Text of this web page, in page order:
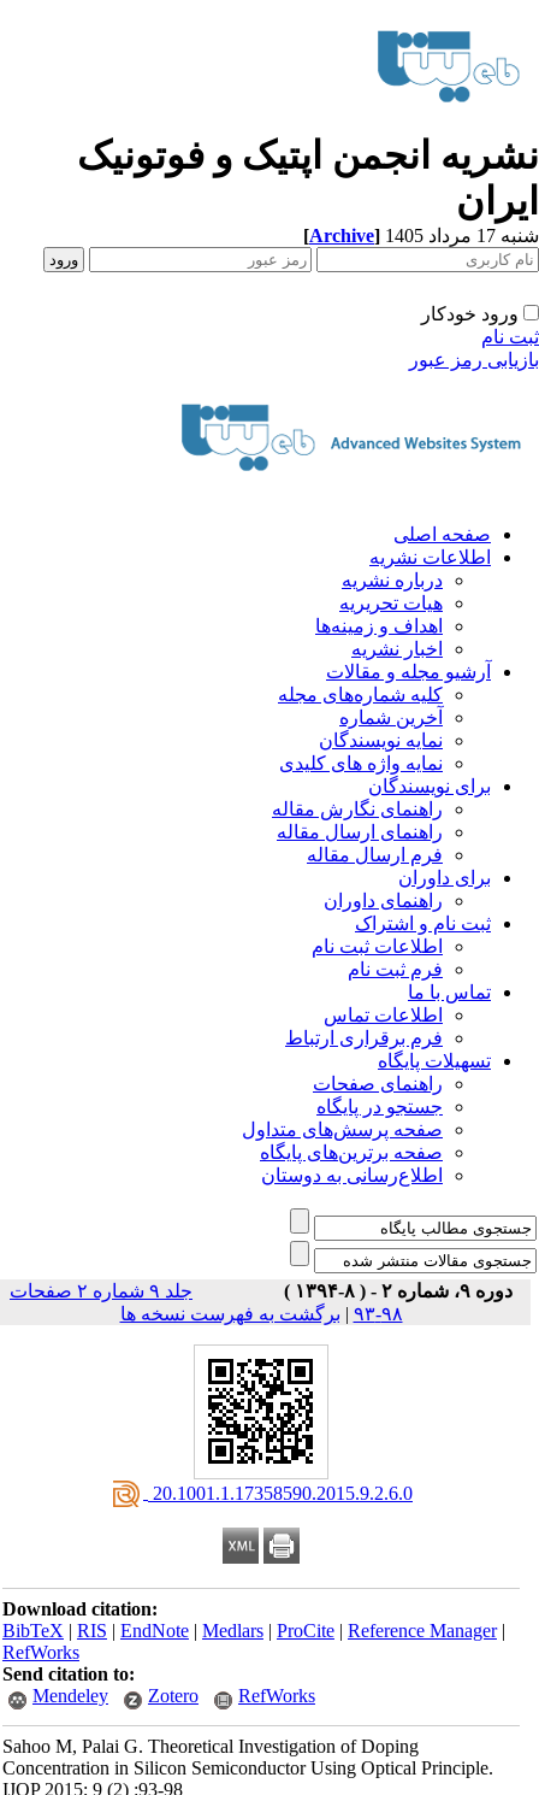
انجمن اپتیک و فوتونیک
مرداد 1405 [Archive]
ورود خودکار
نام
رمز عبور
صفحه اصلی
اطلاعات نشریه
درباره نشریه
هیات تحریریه
اهداف و زمینه‌ها
اخبار نشریه
آرشیو مجله و مقالات
کلیه شماره‌های مجله
آخرین شماره
نمایه نویسندگان
نمایه واژه های کلیدی
برای نویسندگان
راهنمای نگارش مقاله
راهنمای ارسال مقاله
فرم ارسال مقاله
برای داوران
راهنمای داوران
ثبت نام و اشتراک
اطلاعات ثبت نام
فرم ثبت نام
تماس با ما
اطلاعات تماس
فرم برقراری ارتباط
تسهیلات پایگاه
راهنمای صفحات
جستجو در پایگاه
صفحه پرسش‌های متداول
صفحه برترین‌های پایگاه
اطلاع‌رسانی به دوستان
دوره ۹، شماره ۲ - ( ۸-۱۳۹۴ )
جلد ۹ شماره ۲ صفحات
۹۸-۹۳
|برگشت به فهرست نسخه ها
‎ 20.1001.1.17358590.2015.9.2.6.0
Download citation:
BibTeX|RIS|EndNote|Medlars|ProCite|Reference Manager
RefWorks
Send citation to:
Mendeley
Zotero RefWorks
Sahoo M, Palai G. Theoretical Investigation of Doping
Concentration in Silicon Semiconductor Using Optical Principle.
IJOP 2015; 9 (2) :93-98